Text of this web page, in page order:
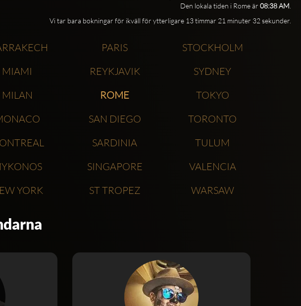
Den lokala tiden i Rome är 08:38 AM
Vi tar bara bokningar för ikväll för ytterligare 13 timmar 21 minuter 31 sekunder.
MIAMI
MILAN
YORK
PARIS
REYKJAVIK
ROME
SAN DIEGO
SARDINIA
SINGAPORE
ST TROPEZ
STOCKHOLM
SYDNEY
TOKYO
TORONTO
TULUM
VALENCIA
WARSAW